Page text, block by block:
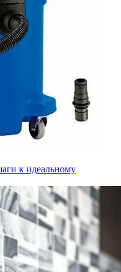
к идеальному